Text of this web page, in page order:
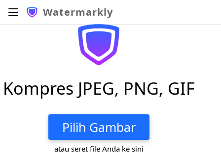
Watermarkly
Kompres JPEG, PNG, GIF
Pilih Gambar
atau seret file Anda ke sini